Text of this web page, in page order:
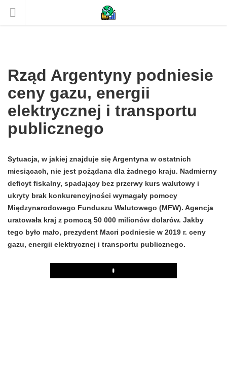
Rząd Argentyny podniesie
ceny gazu, energii
elektrycznej i transportu
publicznego
Sytuacja, w jakiej znajduje się Argentyna w ostatnich
miesiącach, nie jest pożądana dla żadnego kraju. Nadmierny
deficyt fiskalny, spadający bez przerwy kurs walutowy i
ukryty brak konkurencyjności wymagały pomocy
Międzynarodowego Funduszu Walutowego (MFW). Agencja
uratowała kraj z pomocą 50 000 milionów dolarów. Jakby
tego było mało, prezydent Macri podniesie w 2019 r. ceny
gazu, energii elektrycznej i transportu publicznego.
Play